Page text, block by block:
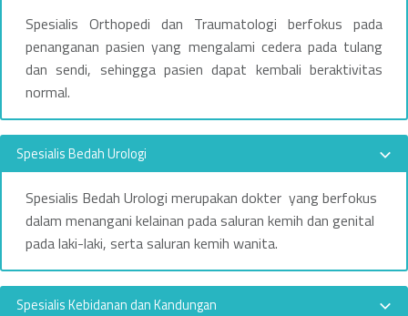
e
s
l
Spesialis Orthopedi dan Traumatologi berfokus pada
penanganan pasien yang mengalami cedera pada tulang
dan sendi, sehingga pasien dapat kembali beraktivitas
normal.
Spesialis Bedah Urologi
Spesialis Bedah Urologi merupakan dokter yang berfokus
dalam menangani kelainan pada saluran kemih dan genital
pada laki-laki, serta saluran kemih wanita.
Spesialis Kebidanan dan Kandungan